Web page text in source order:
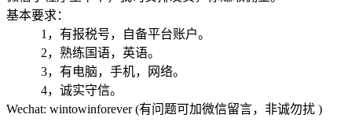
基本要求：
1，有报税号，自备平台账户。
2，熟练国语，英语。
3，有电脑，手机，网络。
4，诚实守信。
Wechat: wintowinforever (有问题可加微信留言，非诚勿扰 )